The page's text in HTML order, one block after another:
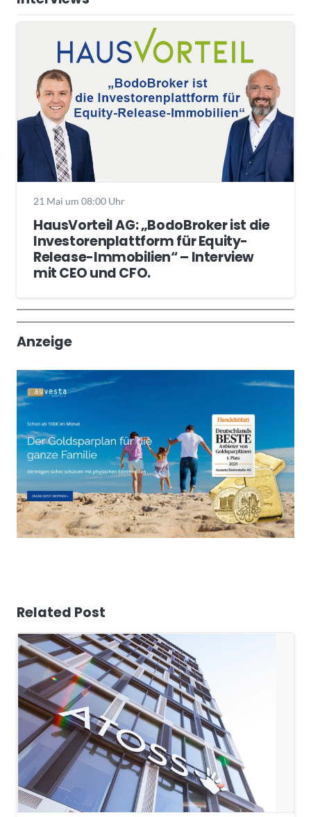
21 Mai um 08:00 Uhr
HausVorteil AG: „BodoBroker ist die
Investorenplattform für Equity-
Release-Immobilien“ – Interview
mit CEO und CFO.
Wochenrückblick
Trendthemen
Anzeige
Related Post